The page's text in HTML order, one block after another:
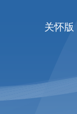
关怀版